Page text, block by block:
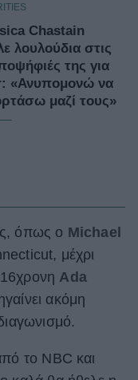
Chastain
λουλούδια στις
της για
«Ανυπομονώ να
μαζί τους»
όπως ο Michael
μέχρι
Ada
ακόμη
το NBC και